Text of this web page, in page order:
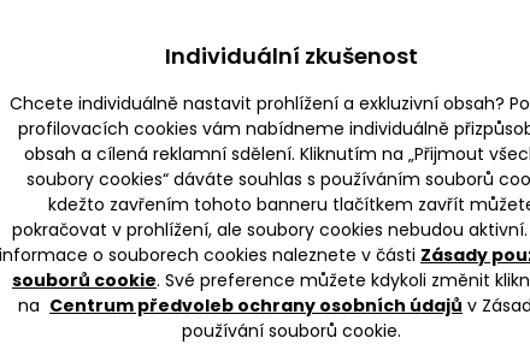
3
Individuální zkušenost
Chcete individuálně nastavit prohlížení a exkluzivní obsah?
profilovacích cookies vám nabídneme individuálně
obsah a cílená reklamní sdělení. Kliknutím na „Přijmout
soubory cookies“ dáváte souhlas s používáním souborů
kdežto zavřením tohoto banneru tlačítkem zavřít
pokračovat v prohlížení, ale soubory cookies nebudou aktivní.
informace o souborech cookies naleznete v části Zásady
souborů cookie. Své preference můžete kdykoli změnit
na Centrum předvoleb ochrany osobních údajů v
používání souborů cookie.